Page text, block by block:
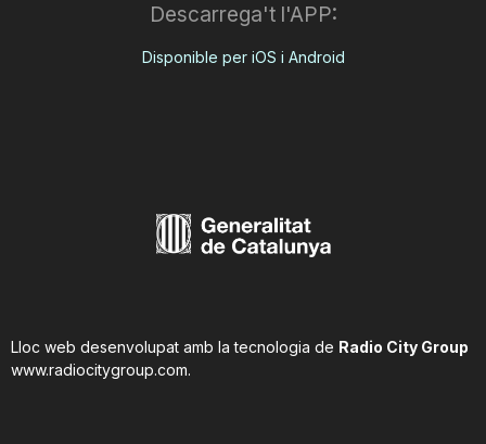
Descarrega't l'APP:
Disponible per iOS i Android
Lloc web desenvolupat amb la tecnologia de Radio City Group
www.radiocitygroup.com.